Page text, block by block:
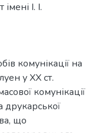
І. І.
комунікації на
у ХХ ст.
комунікації
друкарської
що